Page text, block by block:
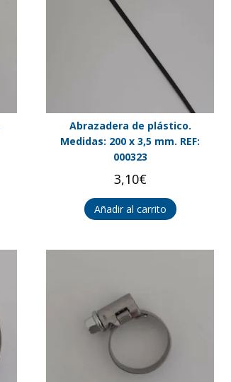
Abrazadera de plástico.
Medidas: 200 x 3,5 mm. REF:
000323
3,10€
Añadir al carrito